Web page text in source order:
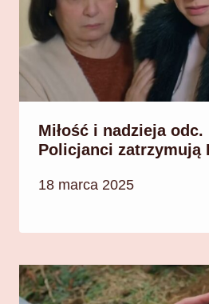
Miłość i nadzieja odc.
Policjanci zatrzymują
18 marca 2025